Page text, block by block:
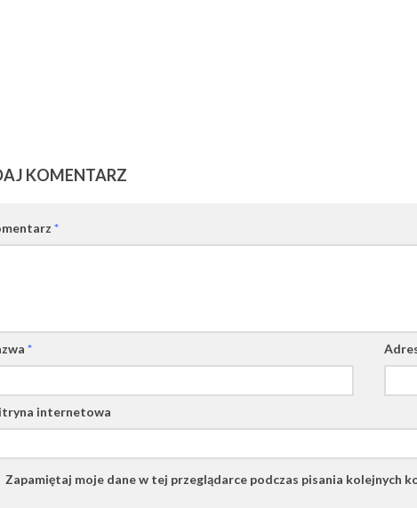
KOMENTARZ
*
*
internetowa
Zapamiętaj moje dane w tej przeglądarce podczas pisania kolejnych